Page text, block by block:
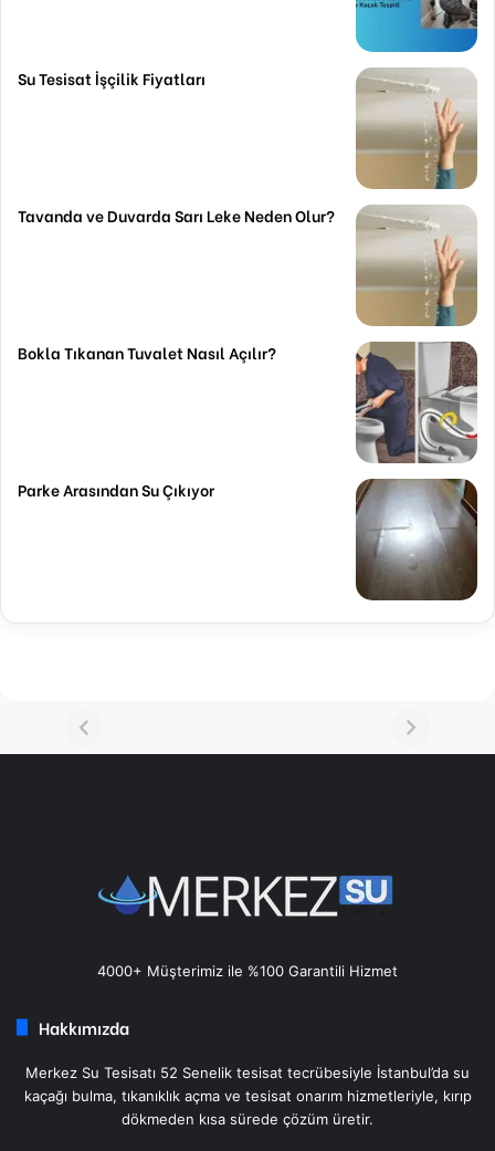
Su Tesisat İşçilik Fiyatları
Tavanda ve Duvarda Sarı Leke Neden Olur?
Bokla Tıkanan Tuvalet Nasıl Açılır?
Parke Arasından Su Çıkıyor
4000+ Müşterimiz ile %100 Garantili Hizmet
Hakkımızda
Merkez Su Tesisatı 52 Senelik tesisat tecrübesiyle İstanbul’da su
kaçağı bulma, tıkanıklık açma ve tesisat onarım hizmetleriyle, kırıp
dökmeden kısa sürede çözüm üretir.